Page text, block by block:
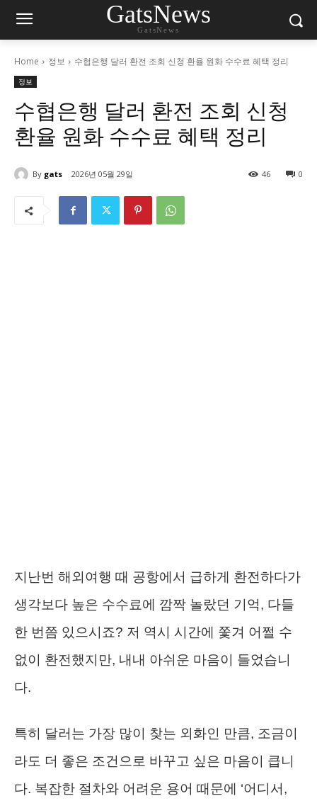
GatsNews
GatsNews
Home 정보 수협은행 달러 환전 조회 신청 환율 원화 수수료 혜택 정리
정보
수협은행 달러 환전 조회 신청
환율 원화 수수료 혜택 정리
By gats 2026년 05월 29일 0
46
지난번 해외여행 때 공항에서 급하게 환전하다가
생각보다 높은 수수료에 깜짝 놀랐던 기억, 다들
한 번쯤 있으시죠? 저 역시 시간에 쫓겨 어쩔 수
없이 환전했지만, 내내 아쉬운 마음이 들었습니
다.
특히 달러는 가장 많이 찾는 외화인 만큼, 조금이
라도 더 좋은 조건으로 바꾸고 싶은 마음이 큽니
다. 복잡한 절차와 어려운 용어 때문에 ‘어디서,